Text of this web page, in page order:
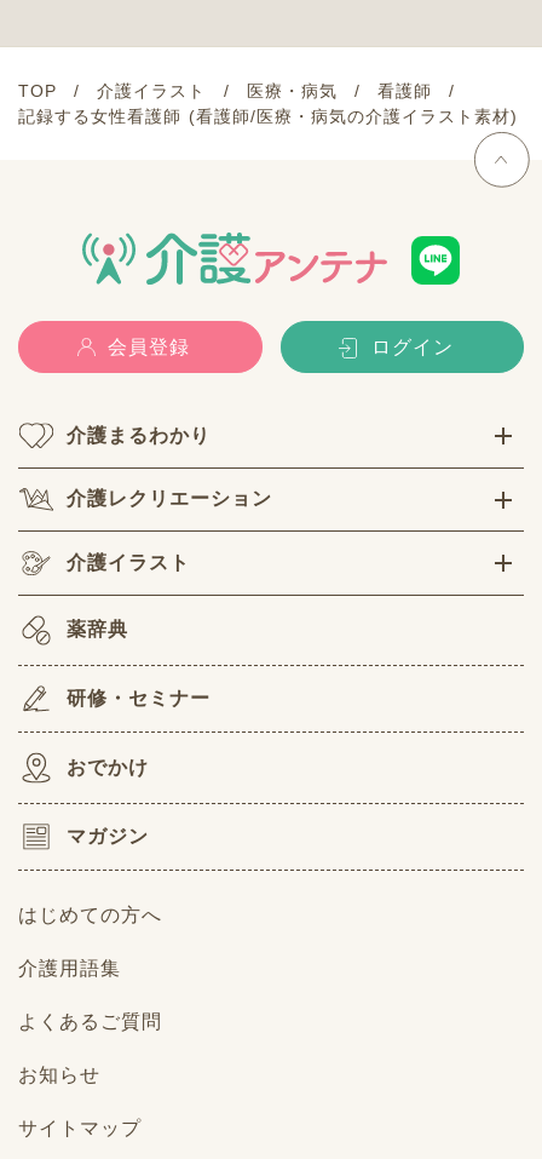
TOP 介護イラスト 医療・病気
看護師
記録する女性看護師 (看護師/医療・病気の介護イラスト素材)
会員登録 ログイン
介護まるわかり
介護レクリエーション
介護イラスト
薬辞典
研修・セミナー
おでかけ
マガジン
はじめての方へ
介護用語集
よくあるご質問
お知らせ
サイトマップ